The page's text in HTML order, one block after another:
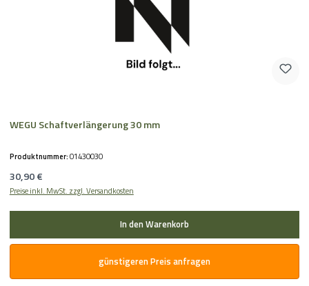
WEGU Schaftverlängerung 30 mm
Produktnummer:01430030
Regulärer Preis:
30,90 €
Preise inkl. MwSt. zzgl. Versandkosten
In den Warenkorb
günstigeren Preis anfragen